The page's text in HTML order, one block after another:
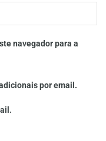
navegador para a
por email.